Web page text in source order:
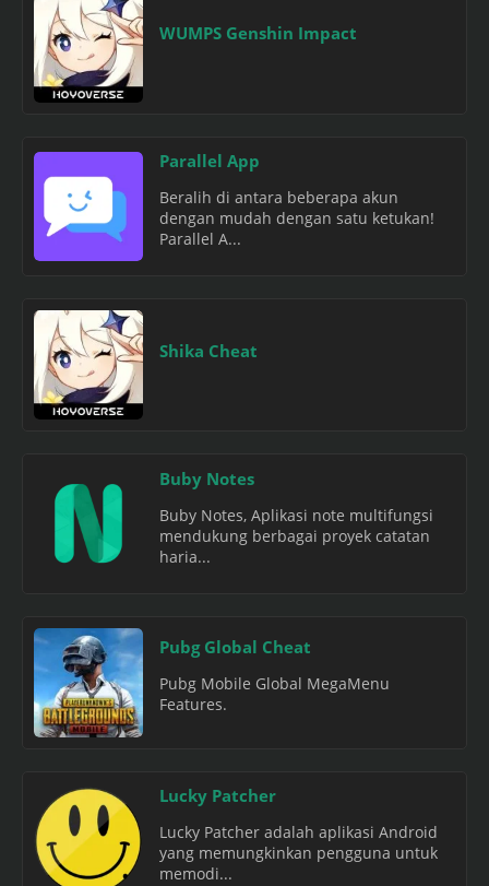
WUMPS Genshin Impact
Parallel App
Beralih di antara beberapa akun
dengan mudah dengan satu ketukan!
Parallel A...
Shika Cheat
Buby Notes
Buby Notes, Aplikasi note multifungsi
mendukung berbagai proyek catatan
haria...
Pubg Global Cheat
Pubg Mobile Global MegaMenu
Features.
Lucky Patcher
Lucky Patcher adalah aplikasi Android
yang memungkinkan pengguna untuk
memodi...